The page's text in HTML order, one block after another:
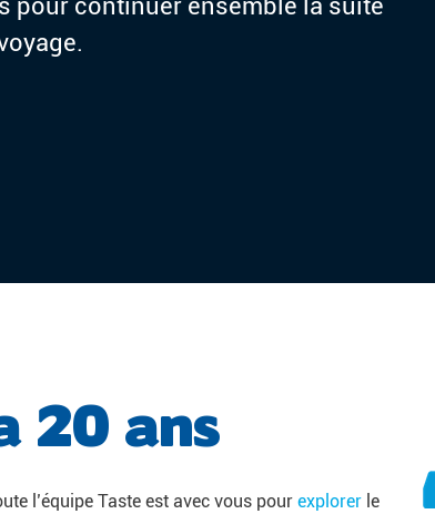
20 ans
l’équipe Taste est avec vous pour explorer le